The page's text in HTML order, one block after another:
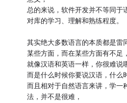
总的来说，软件开发并不等同于
对库的学习、理解和熟练程度。
其实绝大多数语言的本质都是雷
某些方面，而在某些方面有不足，
就像汉语和英语一样，你很难说
而是什么时候你要说汉语，什么
而且相对于自然语言来讲，学一
法，并不是很难，